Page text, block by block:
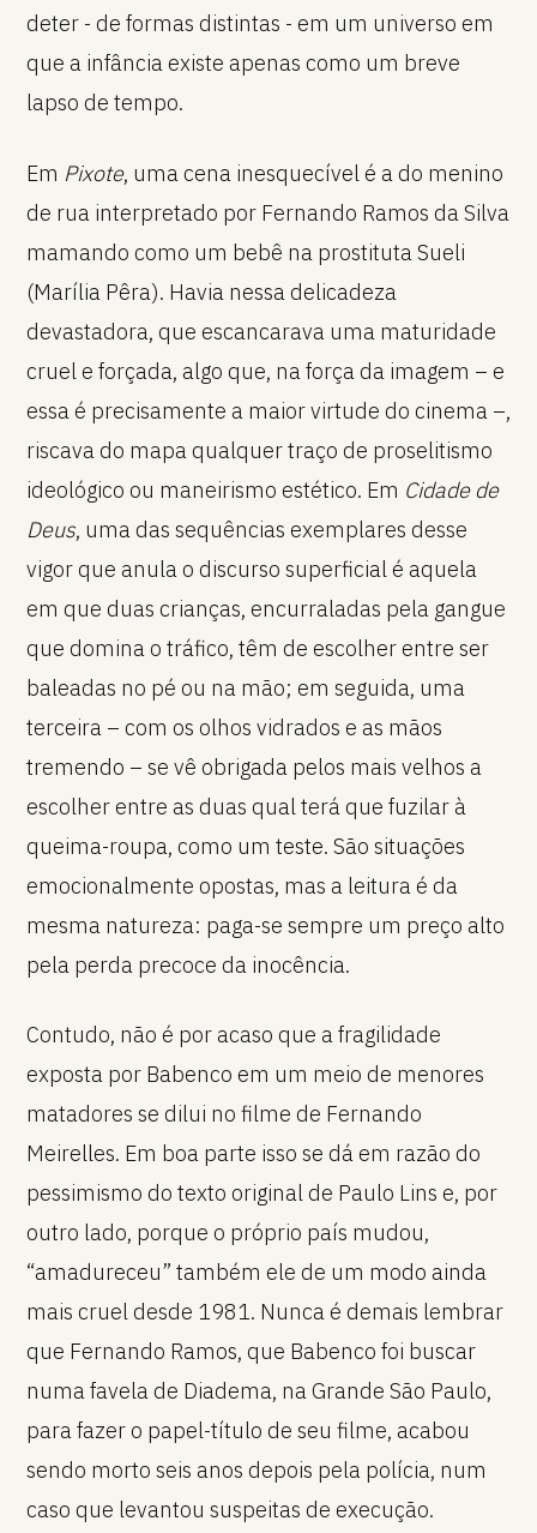
deter - de formas distintas - em um universo em
que a infância existe apenas como um breve
lapso de tempo.
Em Pixote, uma cena inesquecível é a do menino
de rua interpretado por Fernando Ramos da Silva
mamando como um bebê na prostituta Sueli
(Marília Pêra). Havia nessa delicadeza
devastadora, que escancarava uma maturidade
cruel e forçada, algo que, na força da imagem – e
essa é precisamente a maior virtude do cinema –,
riscava do mapa qualquer traço de proselitismo
ideológico ou maneirismo estético. Em Cidade de
Deus, uma das sequências exemplares desse
vigor que anula o discurso superficial é aquela
em que duas crianças, encurraladas pela gangue
que domina o tráfico, têm de escolher entre ser
baleadas no pé ou na mão; em seguida, uma
terceira – com os olhos vidrados e as mãos
tremendo – se vê obrigada pelos mais velhos a
escolher entre as duas qual terá que fuzilar à
queima-roupa, como um teste. São situações
emocionalmente opostas, mas a leitura é da
mesma natureza: paga-se sempre um preço alto
pela perda precoce da inocência.
Contudo, não é por acaso que a fragilidade
exposta por Babenco em um meio de menores
matadores se dilui no filme de Fernando
Meirelles. Em boa parte isso se dá em razão do
pessimismo do texto original de Paulo Lins e, por
outro lado, porque o próprio país mudou,
“amadureceu” também ele de um modo ainda
mais cruel desde 1981. Nunca é demais lembrar
que Fernando Ramos, que Babenco foi buscar
numa favela de Diadema, na Grande São Paulo,
para fazer o papel-título de seu filme, acabou
sendo morto seis anos depois pela polícia, num
caso que levantou suspeitas de execução.